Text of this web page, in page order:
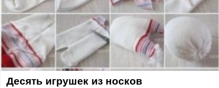
Десять игрушек из носков